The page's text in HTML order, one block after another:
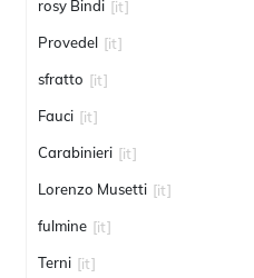
rosy Bindi [it]
Provedel [it]
sfratto [it]
Fauci [it]
Carabinieri [it]
Lorenzo Musetti [it]
fulmine [it]
Terni [it]